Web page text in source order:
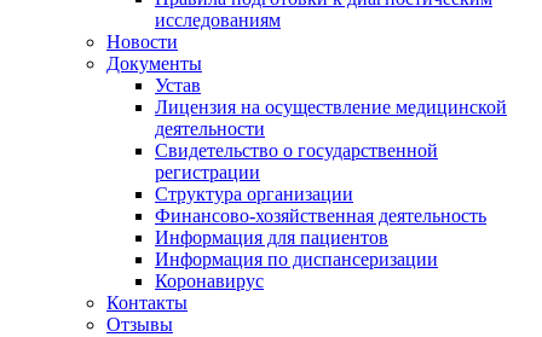
исследованиям
Новости
Документы
Устав
Лицензия на осуществление медицинской
деятельности
Свидетельство о государственной
регистрации
Структура организации
Финансово-хозяйственная деятельность
Информация для пациентов
Информация по диспансеризации
Коронавирус
Контакты
Отзывы